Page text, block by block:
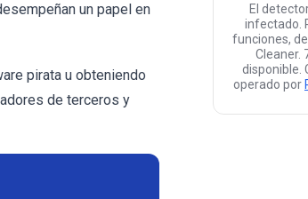
un papel en
pirata u obteniendo
de terceros y
El
infectado.
funciones,
Cleaner.
disponible.
operado por